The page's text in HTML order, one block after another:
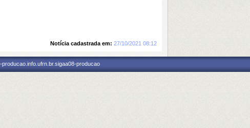
Notícia cadastrada em: 27/10/2021 08:12
producao